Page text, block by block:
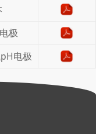
极
电极